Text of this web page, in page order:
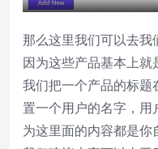
那么这里我们可以去我
因为这些产品基本上
我们把一个产品的标题
置一个用户的名字，用
为这里面的内容都是